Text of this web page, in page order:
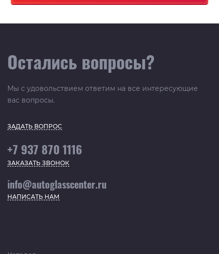
Остались вопросы?
Мы с удовольствием ответим на все интересующие
вас вопросы.
ЗАДАТЬ ВОПРОС
+7 937 870 1116
ЗАКАЗАТЬ ЗВОНОК
info@autoglasscenter.ru
НАПИСАТЬ НАМ